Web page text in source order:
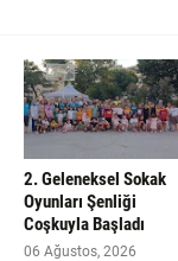
2. Geleneksel Sokak
Oyunları Şenliği
Coşkuyla Başladı
06 Ağustos, 2026